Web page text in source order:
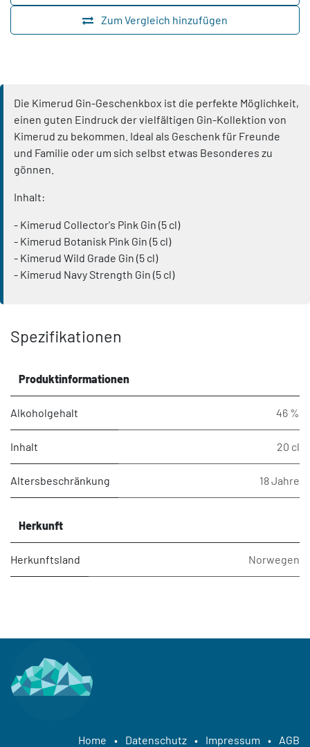
Zum Vergleich hinzufügen
Die Kimerud Gin-Geschenkbox ist die perfekte Möglichkeit,
einen guten Eindruck der vielfältigen Gin-Kollektion von
Kimerud zu bekommen. Ideal als Geschenk für Freunde
und Familie oder um sich selbst etwas Besonderes zu
gönnen.
Inhalt:
- Kimerud Collector's Pink Gin (5 cl)
- Kimerud Botanisk Pink Gin (5 cl)
- Kimerud Wild Grade Gin (5 cl)
- Kimerud Navy Strength Gin (5 cl)
Spezifikationen
Produktinformationen
Alkoholgehalt 46 %
Inhalt 20 cl
Altersbeschränkung 18 Jahre
Herkunft
Herkunftsland Norwegen
Home • Datenschutz • Impressum • AGB